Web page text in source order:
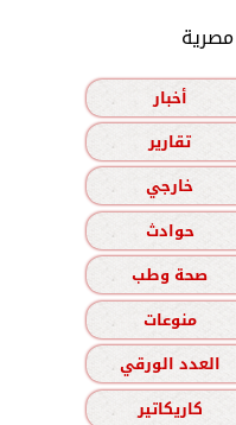
أخبار
تقارير
خارجي
حوادث
صحة وطب
منوعات
العدد الورقي
كاريكاتير